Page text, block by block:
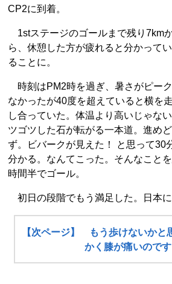
CP2に到着。
1stステージのゴールまで残り7km
ら、休憩した方が疲れると分かって
ることに。
時刻はPM2時を過ぎ、暑さがピー
なかったが40度を超えていると横を
し合っていた。体温より高いじゃ
ツゴツした石が転がる一本道。進め
ず。ビバークが見えた！ と思って30
分かる。なんてこった。そんなこと
時間半でゴール。
初日の段階でもう満足した。日本に
【次ページ】 もう歩けないかと
かく膝が痛いのです